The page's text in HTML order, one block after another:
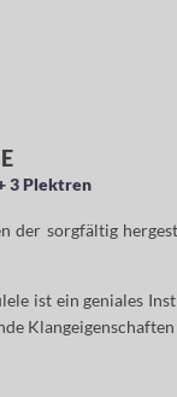
3 Plektren
der sorgfältig
ist ein geniales